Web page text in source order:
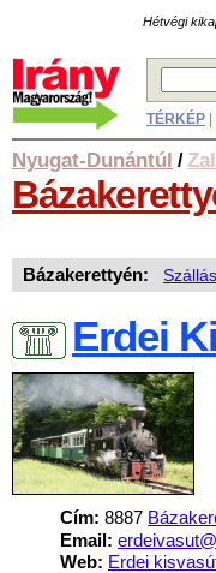
Hétvégi
TÉRKÉP
Nyugat-Dunántúl /
Bázakerettyén: Szállás
Erdei
Cím: 8887
Email:
Web: Erdei